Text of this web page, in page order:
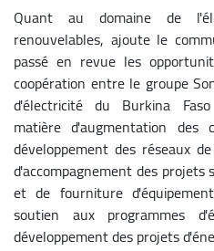
Quant au domaine de
renouvelables, ajoute le
passé en revue les
coopération entre le groupe
d'électricité du Burkina
matière d'augmentation des
développement des réseaux
d'accompagnement des
et de fourniture
soutien aux programmes
développement des projets